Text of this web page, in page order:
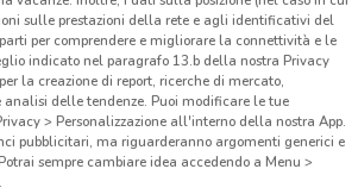
Via
Via Di
2.7 km
sulle prestazioni della rete e agli identificativi del
per comprendere e migliorare la connettività e le
indicato nel paragrafo 13.b della nostra Privacy
la creazione di report, ricerche di mercato,
delle tendenze. Puoi modificare le tue
> Personalizzazione all'interno della nostra App.
pubblicitari, ma riguarderanno argomenti generici e
sempre cambiare idea accedendo a Menu >